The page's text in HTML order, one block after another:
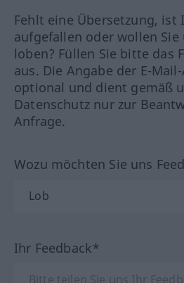
Fehlt eine Übersetzung, ist
aufgefallen oder wollen Sie
loben? Füllen Sie bitte das
aus. Die Angabe der E-
optional und dient gemäß
Datenschutz nur zur
Anfrage.
Wozu möchten Sie uns
Ihr Feedback*